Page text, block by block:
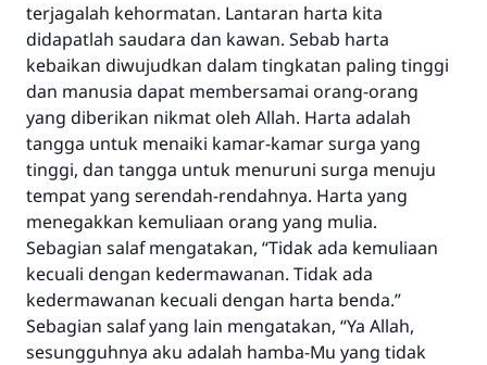
terjagalah kehormatan. Lantaran harta kita
didapatlah saudara dan kawan. Sebab harta
kebaikan diwujudkan dalam tingkatan paling tinggi
dan manusia dapat membersamai orang-orang
yang diberikan nikmat oleh Allah. Harta adalah
tangga untuk menaiki kamar-kamar surga yang
tinggi, dan tangga untuk menuruni surga menuju
tempat yang serendah-rendahnya. Harta yang
menegakkan kemuliaan orang yang mulia.
Sebagian salaf mengatakan, “Tidak ada kemuliaan
kecuali dengan kedermawanan. Tidak ada
kedermawanan kecuali dengan harta benda.”
Sebagian salaf yang lain mengatakan, “Ya Allah,
sesungguhnya aku adalah hamba-Mu yang tidak